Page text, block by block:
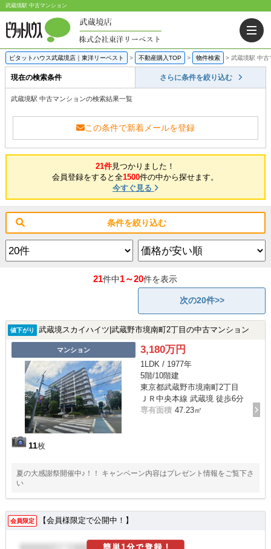
武蔵境駅 中古マンション
ピタットハウス武蔵境店｜東洋リーベスト > 不動産購入TOP > 物件検索 > 武蔵境駅 中古
現在の検索条件 さらに条件を絞り込む
武蔵境駅 中古マンションの検索結果一覧
この条件で新着メールを登録
21件見つかりました！
会員登録をすると全1500件の中から探せます。
今すぐ見る
条件を絞り込む
21件中1～20件を表示
次の20件>>
値下がり 武蔵境スカイハイツ|武蔵野市境南町2丁目の中古マンション
マンション
11枚
3,180万円
1LDK / 1977年
5階/10階建
東京都武蔵野市境南町2丁目
ＪＲ中央本線 武蔵境 徒歩6分
専有面積 47.23㎡
夏の大感謝祭開催中♪！！ キャンペーン内容はプレゼント情報をご覧下さ
い
会員限定 【会員様限定で公開中！】